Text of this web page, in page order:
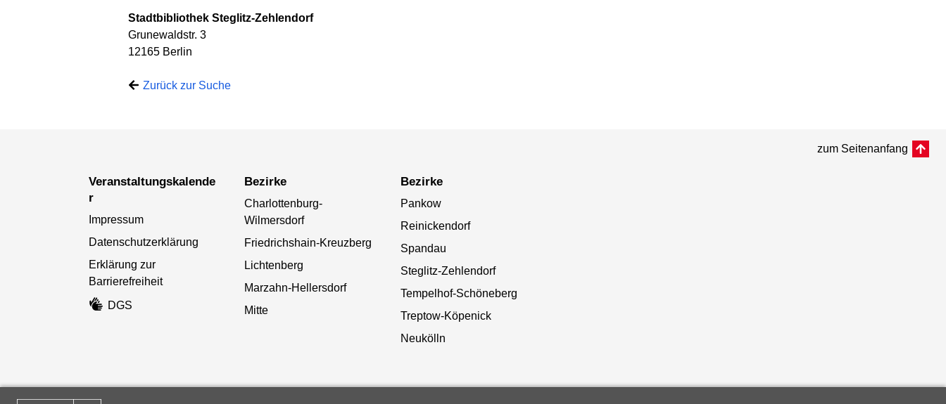
Stadtbibliothek Steglitz-Zehlendorf
Grunewaldstr. 3
12165 Berlin
Zurück zur Suche
zum Seitenanfang
Veranstaltungskalende
r
Impressum
Datenschutzerklärung
Erklärung zur
Barrierefreiheit
DGS
Bezirke
Charlottenburg-
Wilmersdorf
Friedrichshain-Kreuzberg
Lichtenberg
Marzahn-Hellersdorf
Mitte
Bezirke
Pankow
Reinickendorf
Spandau
Steglitz-Zehlendorf
Tempelhof-Schöneberg
Treptow-Köpenick
Neukölln